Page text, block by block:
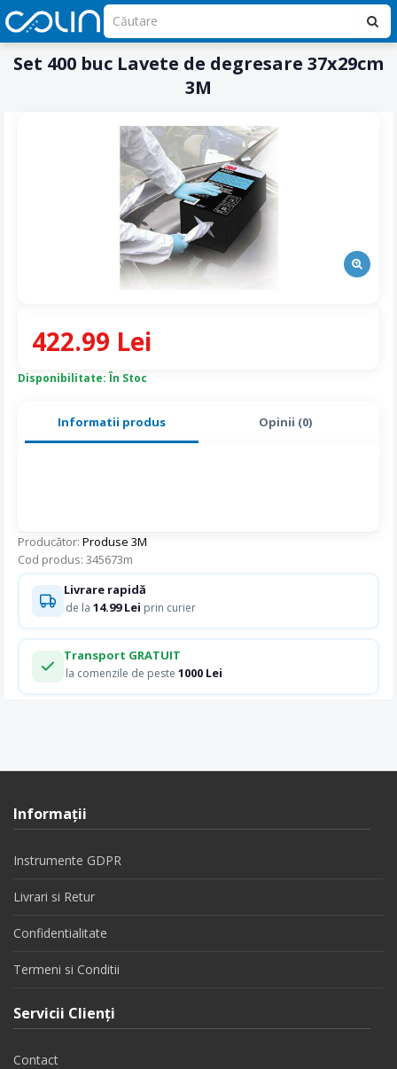
Set 400 buc Lavete de degresare 37x29cm
3M
Informatii produs Opinii (0)
Producător: Produse 3M
Cod produs: 345673m
Disponibilitate: În Stoc
422.99 Lei
Livrare rapidă
de la 14.99 Lei prin curier
Transport GRATUIT
la comenzile de peste 1000 Lei
Informaţii
Instrumente GDPR
Livrari si Retur
Confidentialitate
Termeni si Conditii
Servicii Clienţi
Contact